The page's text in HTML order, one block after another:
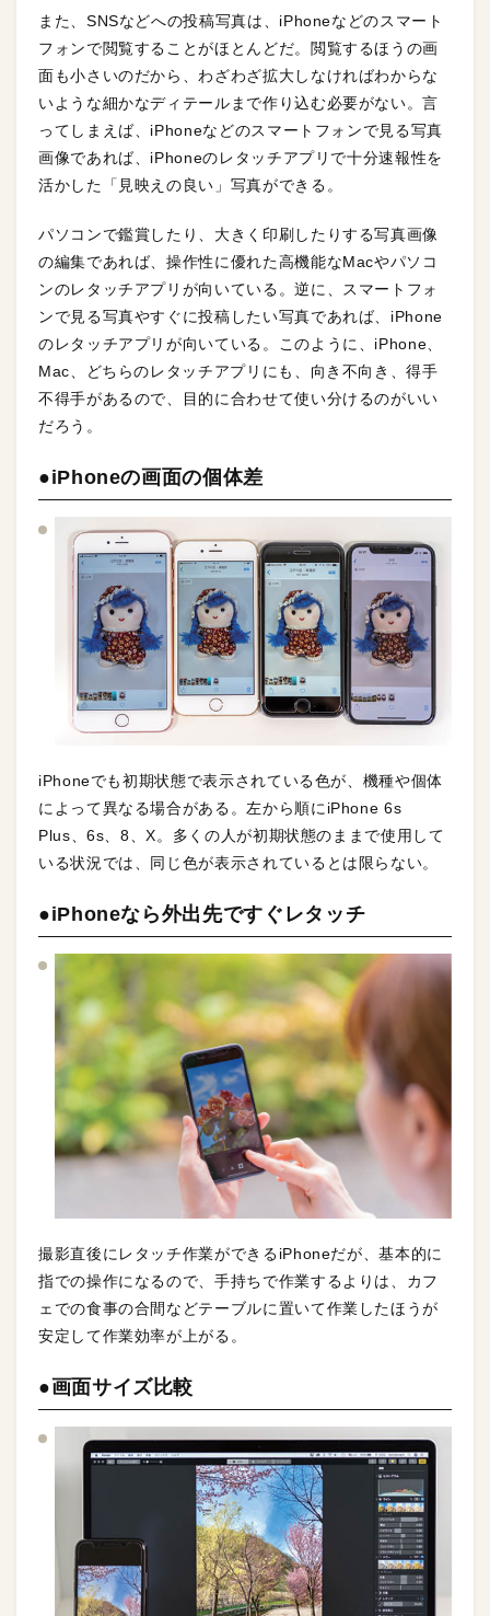
また、SNSなどへの投稿写真は、iPhoneなどのスマート
フォンで閲覧することがほとんどだ。閲覧するほうの画
面も小さいのだから、わざわざ拡大しなければわからな
いような細かなディテールまで作り込む必要がない。言
ってしまえば、iPhoneなどのスマートフォンで見る写真
画像であれば、iPhoneのレタッチアプリで十分速報性を
活かした「見映えの良い」写真ができる。
パソコンで鑑賞したり、大きく印刷したりする写真画像
の編集であれば、操作性に優れた高機能なMacやパソコ
ンのレタッチアプリが向いている。逆に、スマートフォ
ンで見る写真やすぐに投稿したい写真であれば、iPhone
のレタッチアプリが向いている。このように、iPhone、
Mac、どちらのレタッチアプリにも、向き不向き、得手
不得手があるので、目的に合わせて使い分けるのがいい
だろう。
●iPhoneの画面の個体差
iPhoneでも初期状態で表示されている色が、機種や個体
によって異なる場合がある。左から順にiPhone 6s
Plus、6s、8、X。多くの人が初期状態のままで使用して
いる状況では、同じ色が表示されているとは限らない。
●iPhoneなら外出先ですぐレタッチ
撮影直後にレタッチ作業ができるiPhoneだが、基本的に
指での操作になるので、手持ちで作業するよりは、カフ
ェでの食事の合間などテーブルに置いて作業したほうが
安定して作業効率が上がる。
●画面サイズ比較